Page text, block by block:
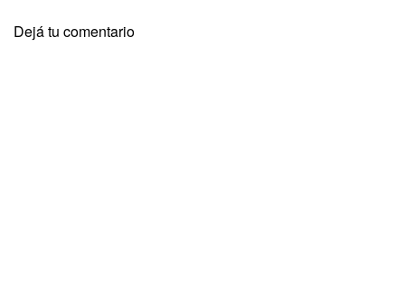
Dejá tu comentario